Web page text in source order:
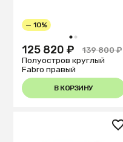
1 2
— 10%
125 820 ₽
139 800 ₽
Полуостров круглый
Fabro правый
В КОРЗИНУ